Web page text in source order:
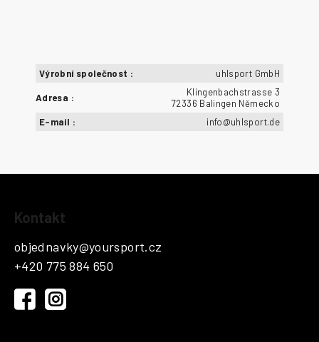
Výrobní společnost : uhlsport GmbH
Adresa :
Klingenbachstrasse 3
72336 Balingen Německo
E-mail : info@uhlsport.de
Kontakt
objednavky@yoursport.cz
+420 775 884 650